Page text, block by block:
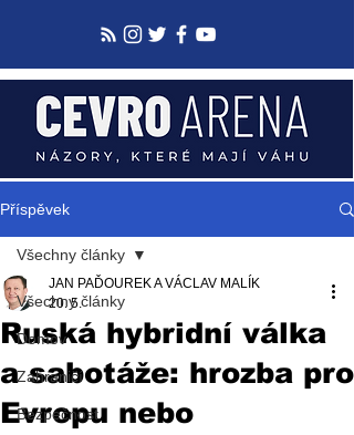
Příspěvek
Všechny články
Domov
Zahraničí
Bezpečnost
Všechny články
Ruská hybridní válka
a sabotáže: hrozba pro
Evropu nebo
JAN PAĎOUREK A VÁCLAV MALÍK
20. 5.